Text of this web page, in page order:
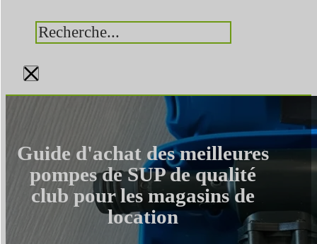
Rechercher
×
Guide d'achat des meilleures
pompes de SUP de qualité
club pour les magasins de
location